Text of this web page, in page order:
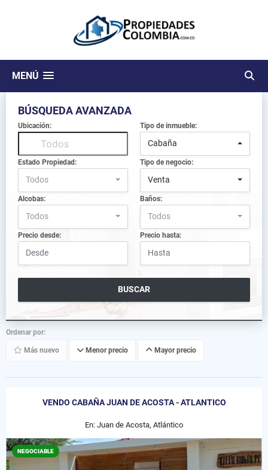
MENÚ
BÚSQUEDA AVANZADA
Ubicación: Tipo de inmueble:
Cabaña
Estado Propiedad:
Todos
Tipo de negocio:
Venta
Alcobas:
Todos
Baños:
Todos
Precio desde: Precio hasta:
BUSCAR
Ordenar por:
Más nuevo Menor precio Mayor precio
VENDO CABAÑA JUAN DE ACOSTA - ATLANTICO
En: Juan de Acosta, Atlántico
NEGOCIABLE